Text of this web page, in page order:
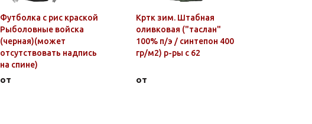
Футболка с рис краской
Рыболовные войска
(черная)(может
отсутствовать надпись
на спине)
от
Кртк зим. Штабная
оливковая ("таслан"
100% п/э / синтепон 400
гр/м2) р-ры с 62
от